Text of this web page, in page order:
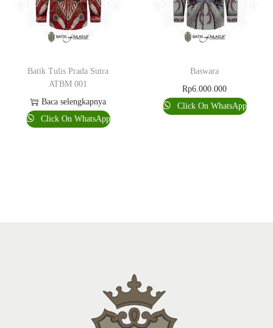
Batik Tulis Prada Sutra
ATBM 001
Baca selengkapnya
Click On WhatsApp
Baswara
Rp6.000.000
Click On WhatsApp